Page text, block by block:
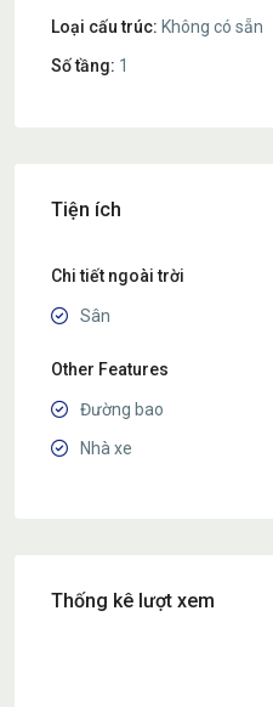
Loại cấu trúc: Không có sẵn
Số tầng: 1
Tiện ích
Chi tiết ngoài trời
Sân
Other Features
Đường bao
Nhà xe
Thống kê lượt xem